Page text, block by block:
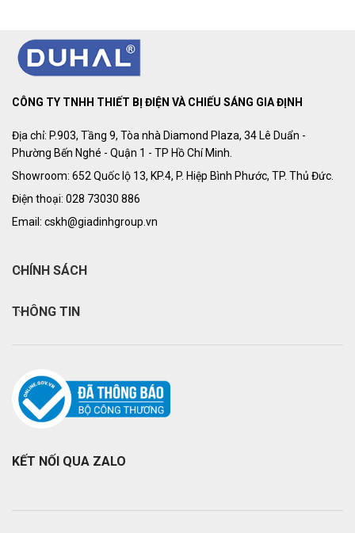
CÔNG TY TNHH THIẾT BỊ ĐIỆN VÀ CHIẾU SÁNG GIA ĐỊNH
Địa chỉ: P.903, Tầng 9, Tòa nhà Diamond Plaza, 34 Lê Duẩn -
Phường Bến Nghé - Quận 1 - TP Hồ Chí Minh.
Showroom: 652 Quốc lộ 13, KP.4, P. Hiệp Bình Phước, TP. Thủ Đức.
Điện thoại: 028 73030 886
Email: cskh@giadinhgroup.vn
CHÍNH SÁCH
THÔNG TIN
KẾT NỐI QUA ZALO